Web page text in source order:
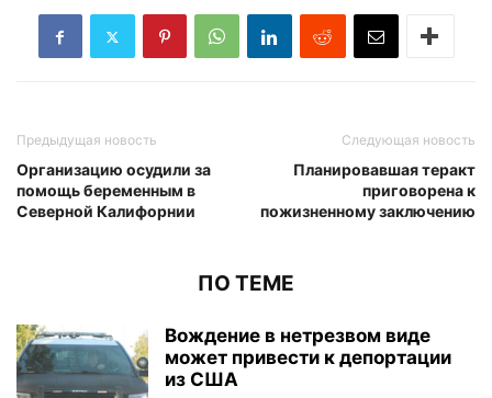
Предыдущая новость
Организацию осудили за
помощь беременным в
Северной Калифорнии
Следующая новость
Планировавшая теракт
приговорена к
пожизненному заключению
ПО ТЕМЕ
Вождение в нетрезвом виде
может привести к депортации
из США